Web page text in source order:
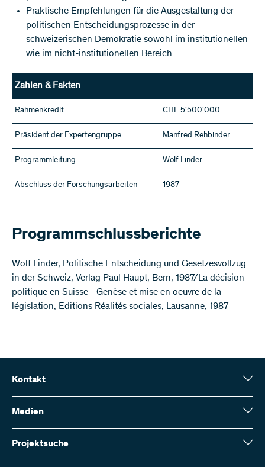
Praktische Empfehlungen für die Ausgestaltung der
politischen Entscheidungsprozesse in der
schweizerischen Demokratie sowohl im institutionellen
wie im nicht-institutionellen Bereich
Zahlen & Fakten
Rahmenkredit CHF 5'500'000
Präsident der Expertengruppe Manfred Rehbinder
Programmleitung Wolf Linder
Abschluss der Forschungsarbeiten 1987
Programmschlussberichte
Wolf Linder, Politische Entscheidung und Gesetzesvollzug
in der Schweiz, Verlag Paul Haupt, Bern, 1987/La décision
politique en Suisse - Genèse et mise en oeuvre de la
législation, Editions Réalités sociales, Lausanne, 1987
Kontakt
Schweizerischer Nationalfonds (SNF)
Wildhainweg 3
Kontakt aufnehmen
Rechnung senden
Medien
Medienauskünfte
Jahresbericht
Projektsuche
Hier finden Sie umfangreiche Informationen zu den vom SNF